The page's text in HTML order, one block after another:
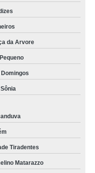
da Arvore
Domingos
Tiradentes
Matarazzo